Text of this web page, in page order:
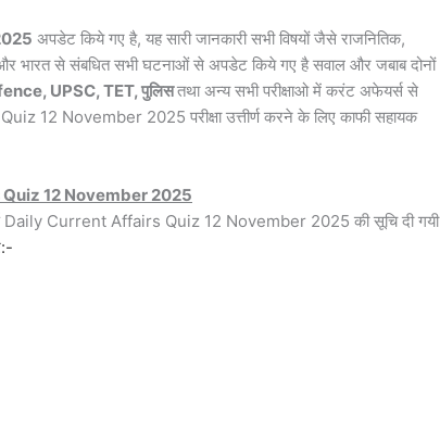
अपडेट किये गए है, यह सारी जानकारी सभी विषयों जैसे राजनितिक,
और भारत से संबधित सभी घटनाओं से अपडेट किये गए है सवाल और जबाब दोनों
UPSC, TET, पुलिसतथा अन्य सभी परीक्षाओ में करंट अफेयर्स से
12 November 2025 परीक्षा उत्तीर्ण करने के लिए काफी सहायक
12 November 2025
Daily Current Affairs Quiz 12 November 2025 की सूचि दी गयी